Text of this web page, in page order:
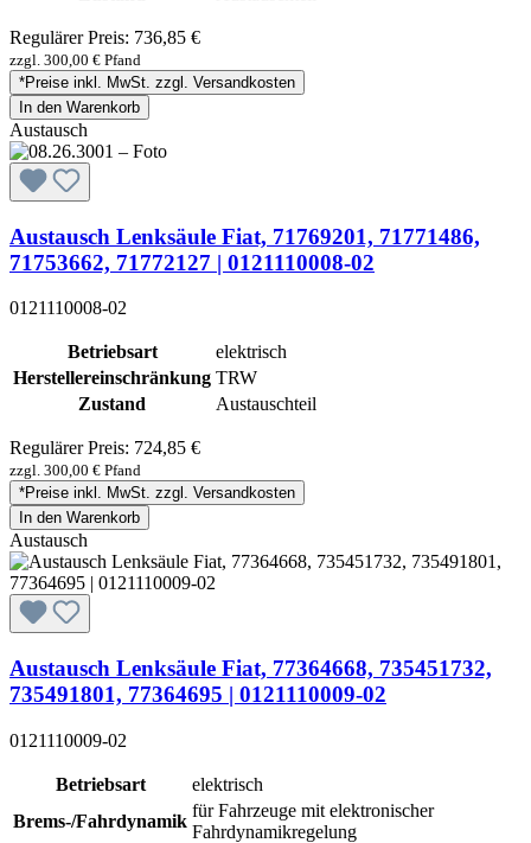
Regulärer Preis: 736,85 €
zzgl. 300,00 € Pfand
*Preise inkl. MwSt. zzgl. Versandkosten
In den Warenkorb
Austausch
Austausch Lenksäule Fiat, 71769201, 71771486,
71753662, 71772127 | 0121110008-02
0121110008-02
Betriebsart
elektrisch
Herstellereinschränkung TRW
Zustand
Austauschteil
Regulärer Preis: 724,85 €
zzgl. 300,00 € Pfand
*Preise inkl. MwSt. zzgl. Versandkosten
In den Warenkorb
Austausch
Austausch Lenksäule Fiat, 77364668, 735451732,
735491801, 77364695 | 0121110009-02
0121110009-02
Betriebsart
elektrisch
Brems-/Fahrdynamik
für Fahrzeuge mit elektronischer
Fahrdynamikregelung